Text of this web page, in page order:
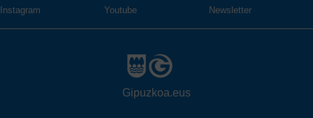
Instagram Youtube Newsletter
Gipuzkoa.eus